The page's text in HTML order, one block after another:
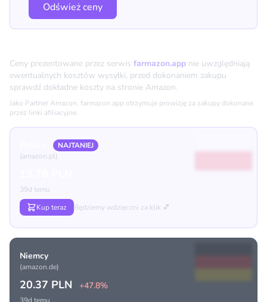
Odśwież ceny
Ceny prezentowane przez serwis farmazon.app nie uwzględniają
ewentualnych kosztów wysyłki, przed dokonaniem zakupu
sprawdź dokładne koszty na stronie Amazon.
Jako Partner Amazon, farmazon.app otrzymuje prowizję za zakupy dokonane
przez linki afiliacyjne.
NAJTANIEJ
(amazon.pl)
39d temu
Kup teraz
Będziemy wdzięczni za klik 💕
Niemcy
(amazon.de)
20.37 PLN +47.8%